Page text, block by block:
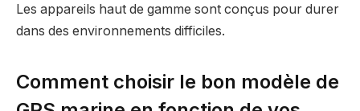
Les appareils haut de gamme sont conçus pour durer
dans des environnements difficiles.
Comment choisir le bon modèle de